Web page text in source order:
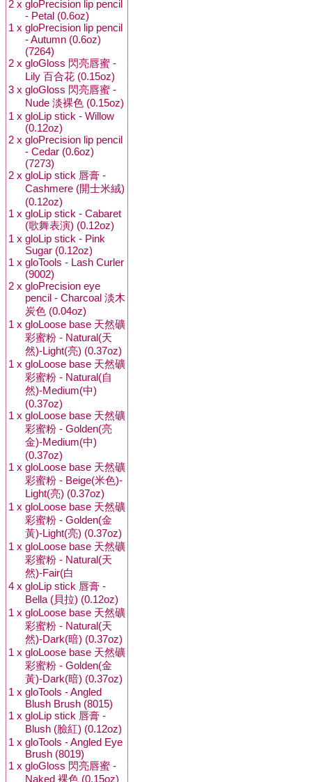
2 x gloPrecision lip pencil
- Petal (0.6oz)
1 x gloPrecision lip pencil
- Autumn (0.6oz)
(7264)
2 x gloGloss 閃亮唇蜜 -
Lily 百合花 (0.15oz)
3 x gloGloss 閃亮唇蜜 -
Nude 淡裸色 (0.15oz)
1 x gloLip stick - Willow
(0.12oz)
2 x gloPrecision lip pencil
- Cedar (0.6oz)
(7273)
2 x gloLip stick 唇膏 -
Cashmere (開士米絨)
(0.12oz)
1 x gloLip stick - Cabaret
(歌舞表演) (0.12oz)
1 x gloLip stick - Pink
Sugar (0.12oz)
1 x gloTools - Lash Curler
(9002)
2 x gloPrecision eye
pencil - Charcoal 淡木
炭色 (0.04oz)
1 x gloLoose base 天然礦
彩蜜粉 - Natural(天
然)-Light(亮) (0.37oz)
1 x gloLoose base 天然礦
彩蜜粉 - Natural(自
然)-Medium(中)
(0.37oz)
1 x gloLoose base 天然礦
彩蜜粉 - Golden(亮
金)-Medium(中)
(0.37oz)
1 x gloLoose base 天然礦
彩蜜粉 - Beige(米色)-
Light(亮) (0.37oz)
1 x gloLoose base 天然礦
彩蜜粉 - Golden(金
黃)-Light(亮) (0.37oz)
1 x gloLoose base 天然礦
彩蜜粉 - Natural(天
然)-Fair(白
4 x gloLip stick 唇膏 -
Bella (貝拉) (0.12oz)
1 x gloLoose base 天然礦
彩蜜粉 - Natural(天
然)-Dark(暗) (0.37oz)
1 x gloLoose base 天然礦
彩蜜粉 - Golden(金
黃)-Dark(暗) (0.37oz)
1 x gloTools - Angled
Blush Brush (8015)
1 x gloLip stick 唇膏 -
Blush (臉紅) (0.12oz)
1 x gloTools - Angled Eye
Brush (8019)
1 x gloGloss 閃亮唇蜜 -
Naked 裸色 (0.15oz)